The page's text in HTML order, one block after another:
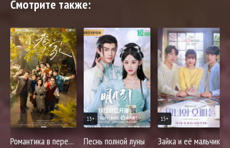
Смотрите также:
Романтика в переулке
13+
Песнь полной луны
15+
Зайка и её мальчики